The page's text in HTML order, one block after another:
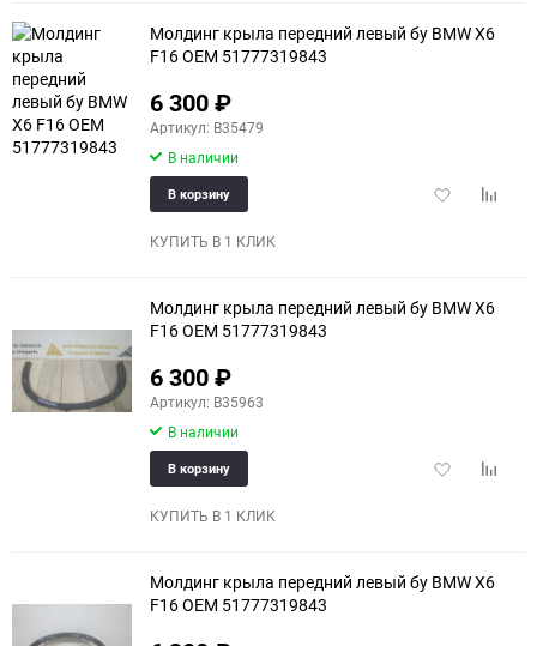
Молдинг крыла передний левый бу BMW X6
F16 OEM 51777319843
6 300₽
Артикул: B35479
В наличии
Добавить
В корзину
КУПИТЬ В 1 КЛИК
Молдинг крыла передний левый бу BMW X6
F16 OEM 51777319843
6 300₽
Артикул: B35963
В наличии
Добавить
В корзину
КУПИТЬ В 1 КЛИК
Молдинг крыла передний левый бу BMW X6
F16 OEM 51777319843